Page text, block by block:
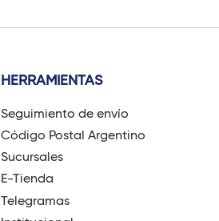
HERRAMIENTAS
Seguimiento de envío
Código Postal Argentino
Sucursales
E-Tienda
Telegramas